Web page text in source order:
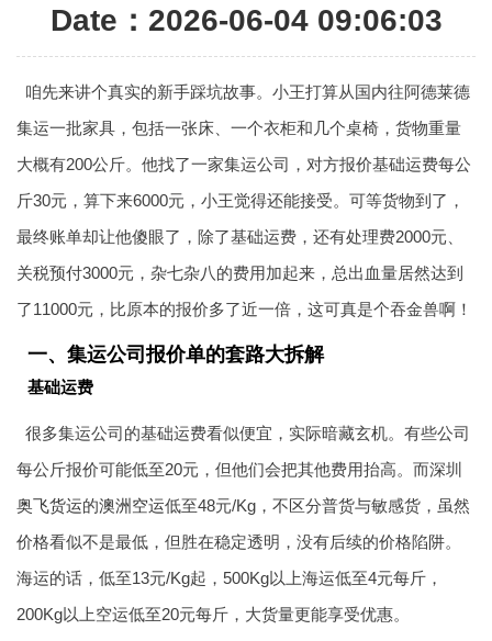
Date：2026-06-04 09:06:03
咱先来讲个真实的新手踩坑故事。小王打算从国内往阿德莱德
集运一批家具，包括一张床、一个衣柜和几个桌椅，货物重量
大概有200公斤。他找了一家集运公司，对方报价基础运费每公
斤30元，算下来6000元，小王觉得还能接受。可等货物到了，
最终账单却让他傻眼了，除了基础运费，还有处理费2000元、
关税预付3000元，杂七杂八的费用加起来，总出血量居然达到
了11000元，比原本的报价多了近一倍，这可真是个吞金兽啊！
一、集运公司报价单的套路大拆解
基础运费
很多集运公司的基础运费看似便宜，实际暗藏玄机。有些公司
每公斤报价可能低至20元，但他们会把其他费用抬高。而深圳
奥飞货运的澳洲空运低至48元/Kg，不区分普货与敏感货，虽然
价格看似不是最低，但胜在稳定透明，没有后续的价格陷阱。
海运的话，低至13元/Kg起，500Kg以上海运低至4元每斤，
200Kg以上空运低至20元每斤，大货量更能享受优惠。